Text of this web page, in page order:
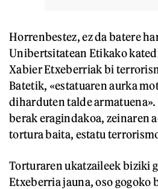
Horrenbestez, ez da batere
Unibertsitatean Etikako
Xabier Etxeberriak bi
Batetik, «estatuaren aurka
diharduten talde
berak eragindakoa, zeinaren
tortura baita, estatu
Torturaren ukatzaileek biziki
Etxeberria jauna, oso gogoko